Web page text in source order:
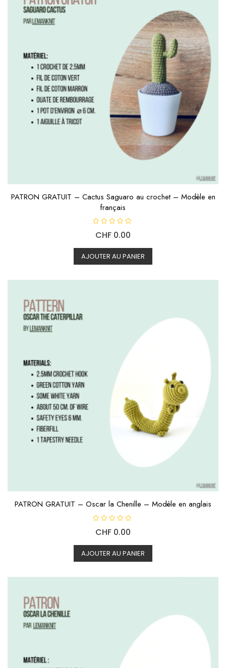
PATRON GRATUIT – Cactus Saguaro au crochet – Modèle en
français
o
e
0
s
u
5
CHF 0.00
AJOUTER AU PANIER
PATRON GRATUIT – Oscar la Chenille – Modèle en anglais
o
e
0
s
u
5
CHF 0.00
AJOUTER AU PANIER